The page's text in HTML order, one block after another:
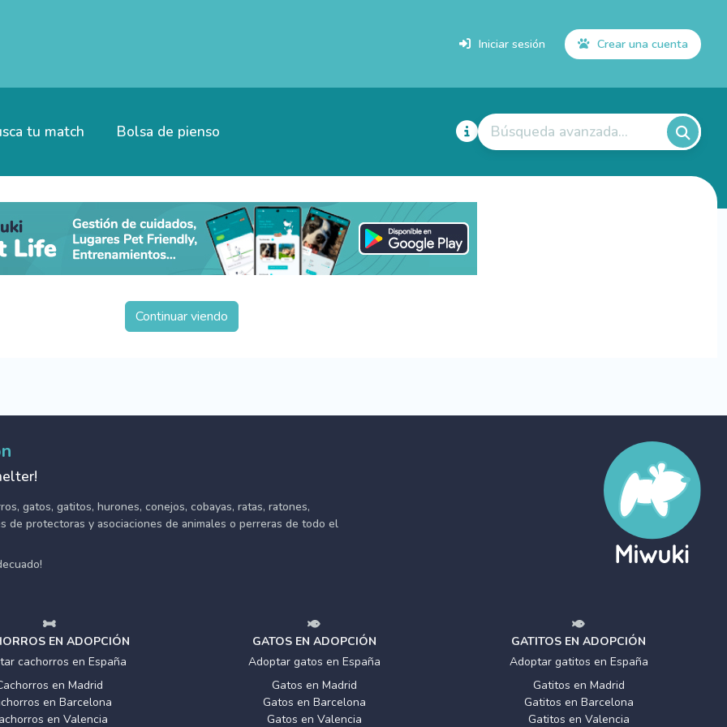
Iniciar sesión Crear una cuenta
tu match Bolsa de pienso Búsqueda avanzada...
Continuar viendo
gatos, gatitos, hurones, conejos, cobayas, ratas, ratones,
de protectoras y asociaciones de animales o perreras de todo el
EN ADOPCIÓN
cachorros en España
en Madrid
en Barcelona
en Valencia
GATOS EN ADOPCIÓN
Adoptar gatos en España
Gatos en Madrid
Gatos en Barcelona
Gatos en Valencia
GATITOS EN ADOPCIÓN
Adoptar gatitos en España
Gatitos en Madrid
Gatitos en Barcelona
Gatitos en Valencia